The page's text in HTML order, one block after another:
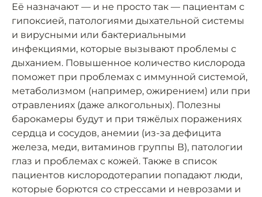
Её назначают — и не просто так — пациентам с
гипоксией, патологиями дыхательной системы
и вирусными или бактериальными
инфекциями, которые вызывают проблемы с
дыханием. Повышенное количество кислорода
поможет при проблемах с иммунной системой,
метаболизмом (например, ожирением) или при
отравлениях (даже алкогольных). Полезны
барокамеры будут и при тяжёлых поражениях
сердца и сосудов, анемии (из-за дефицита
железа, меди, витаминов группы В), патологии
глаз и проблемах с кожей. Также в список
пациентов кислородотерапии попадают люди,
которые борются со стрессами и неврозами и